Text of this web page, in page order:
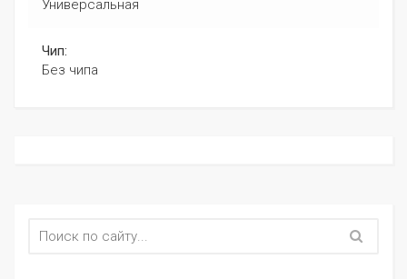
Универсальная
Чип:
Без чипа